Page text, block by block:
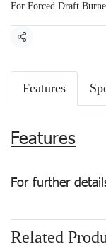
For Forced Draft
Share
Features
Features
For further
Related